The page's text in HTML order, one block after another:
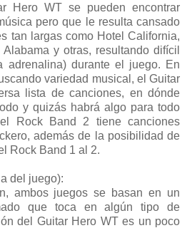
Hero WT se pueden encontrar
pero que le resulta cansado
tan largas como Hotel California,
y otras, resultando difícil
adrenalina) durante el juego. En
variedad musical, el Guitar
lista de canciones, en dónde
y quizás habrá algo para todo
Rock Band 2 tiene canciones
además de la posibilidad de
Rock Band 1 al 2.
del juego):
ambos juegos se basan en un
que toca en algún tipo de
del Guitar Hero WT es un poco